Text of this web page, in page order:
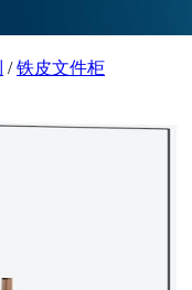
/铁皮文件柜